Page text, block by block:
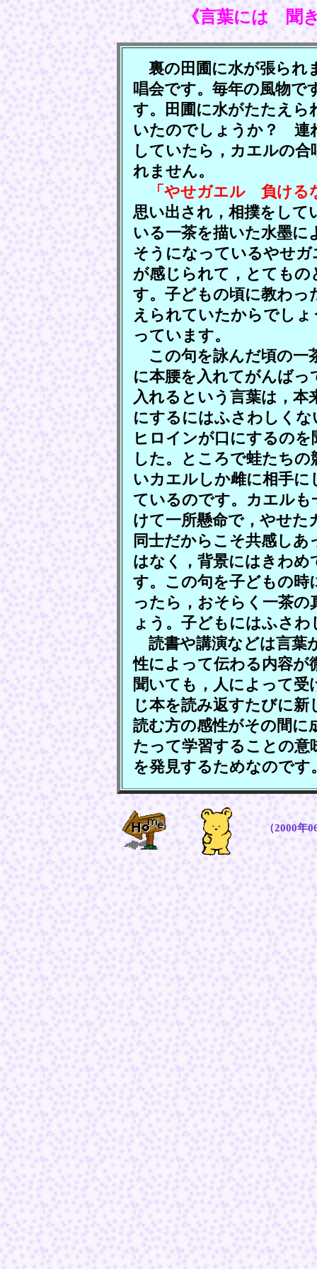
《言葉には 聞
裏の田圃に水が張られ
唱会です。毎年の風物で
す。田圃に水がたたえ
いたのでしょうか？ 連
していたら，カエルの
れません。
「やせガエル 負け
思い出され，相撲をし
いる一茶を描いた水墨に
そうになっているやせ
が感じられて，とても
す。子どもの頃に教わっ
えられていたからでし
っています。
この句を詠んだ頃の一
に本腰を入れてがんば
入れるという言葉は，本
にするにはふさわしく
ヒロインが口にするの
した。ところで蛙たち
いカエルしか雌に相手
ているのです。カエルも
けて一所懸命で，やせた
同士だからこそ共感し
はなく，背景にはきわ
す。この句を子どもの
ったら，おそらく一茶
ょう。子どもにはふさ
読書や講演などは言葉
性によって伝わる内容が
聞いても，人によって
じ本を読み返すたびに
読む方の感性がその間に
たって学習することの意
を発見するためなのです
（2000年